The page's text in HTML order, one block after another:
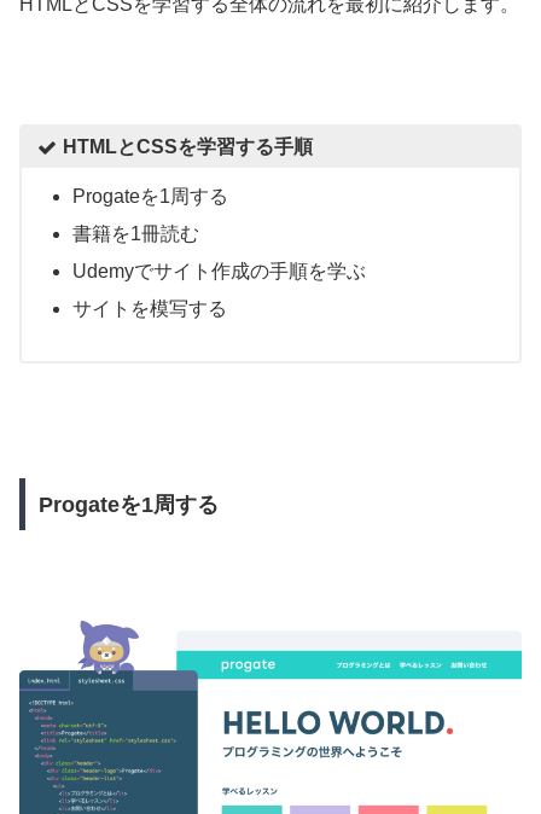
HTMLとCSSを学習する全体の流れを最初に紹介します。
HTMLとCSSを学習する手順
Progateを1周する
書籍を1冊読む
Udemyでサイト作成の手順を学ぶ
サイトを模写する
Progateを1周する